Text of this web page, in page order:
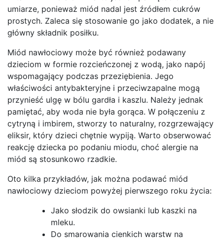
umiarze, ponieważ miód nadal jest źródłem cukrów
prostych. Zaleca się stosowanie go jako dodatek, a nie
główny składnik posiłku.
Miód nawłociowy może być również podawany
dzieciom w formie rozcieńczonej z wodą, jako napój
wspomagający podczas przeziębienia. Jego
właściwości antybakteryjne i przeciwzapalne mogą
przynieść ulgę w bólu gardła i kaszlu. Należy jednak
pamiętać, aby woda nie była gorąca. W połączeniu z
cytryną i imbirem, stworzy to naturalny, rozgrzewający
eliksir, który dzieci chętnie wypiją. Warto obserwować
reakcję dziecka po podaniu miodu, choć alergie na
miód są stosunkowo rzadkie.
Oto kilka przykładów, jak można podawać miód
nawłociowy dzieciom powyżej pierwszego roku życia:
Jako słodzik do owsianki lub kaszki na
mleku.
Do smarowania cienkich warstw na